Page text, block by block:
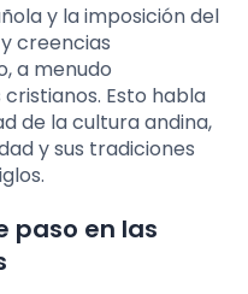
y la imposición del
creencias
a menudo
Esto habla
de la cultura andina,
y sus tradiciones
paso en las